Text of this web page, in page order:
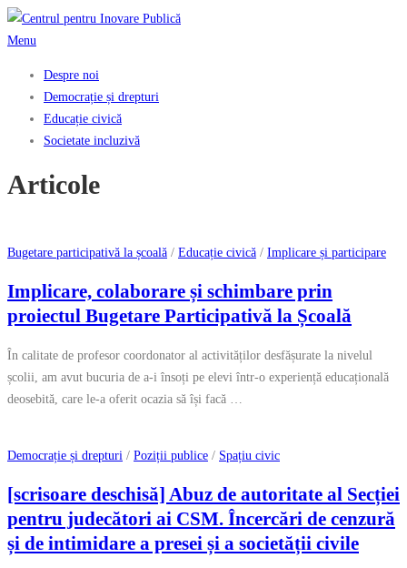
Skip
to
Menu
Despre noi
Democrație și drepturi
Educație civică
Societate incluzivă
Articole
Bugetare participativă la școală / Educație civică / Implicare și participare
Implicare, colaborare și schimbare prin
proiectul Bugetare Participativă la Școală
În calitate de profesor coordonator al activităților desfășurate la nivelul
școlii, am avut bucuria de a-i însoți pe elevi într-o experiență educațională
deosebită, care le-a oferit ocazia să își facă …
Democrație și drepturi / Poziții publice / Spațiu civic
[scrisoare deschisă] Abuz de autoritate al Secției
pentru judecători ai CSM. Încercări de cenzură
și de intimidare a presei și a societății civile